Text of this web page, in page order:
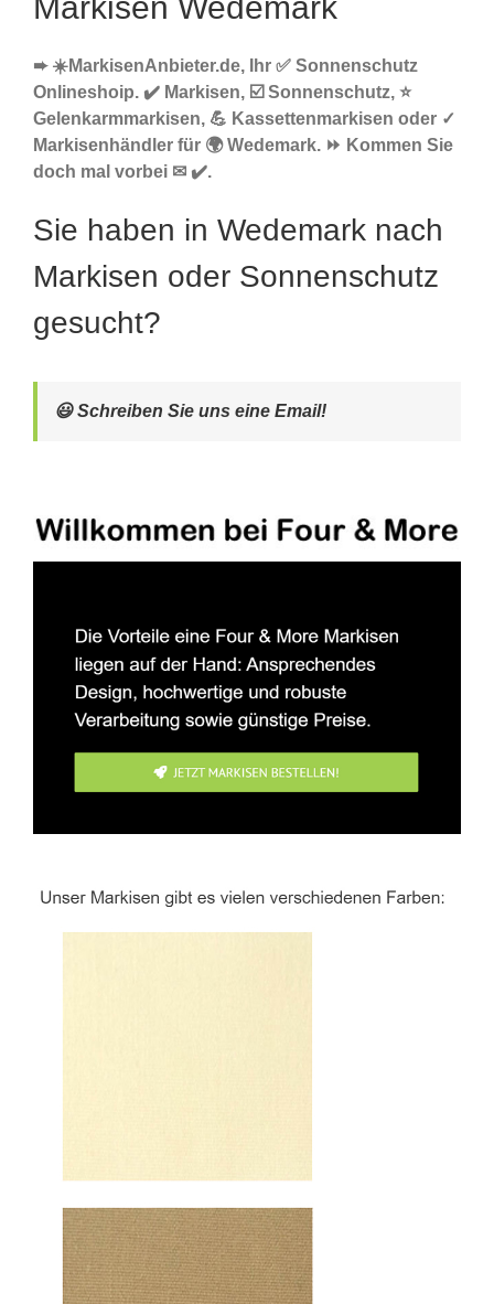
➨ ☀️MarkisenAnbieter.de, Ihr ✅ Sonnenschutz
Onlineshoip. ✔️ Markisen, ☑️ Sonnenschutz, ⭐
Gelenkarmmarkisen, 💪 Kassettenmarkisen oder ✓
Markisenhändler für 🌍 Wedemark. ⏩ Kommen Sie
doch mal vorbei ✉ ✔️.
Sie haben in Wedemark nach
Markisen oder Sonnenschutz
gesucht?
😃 Schreiben Sie uns eine Email!